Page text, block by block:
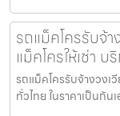
รถแม็คโครรับจ้
แม็คโครให้เช่า
รถแม็คโครรับจ้างวงเ
ทั่วไทย ในราคาเป็นกั